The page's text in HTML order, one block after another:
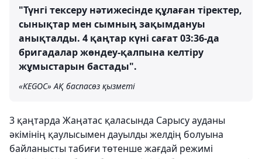
"Түнгі тексеру нәтижесінде құлаған тіректер,
сынықтар мен сымның зақымдануы
анықталды. 4 қаңтар күні сағат 03:36-да
бригадалар жөндеу-қалпына келтіру
жұмыстарын бастады".
«KEGOC» АҚ баспасөз қызметі
3 қаңтарда Жаңатас қаласында Сарысу ауданы
әкімінің қаулысымен дауылды желдің болуына
байланысты табиғи төтенше жағдай режимі